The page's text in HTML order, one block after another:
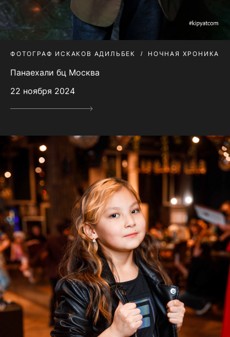
ФОТОГРАФ ИСКАКОВ АДИЛЬБЕК НОЧНАЯ ХРОНИКА
Панаехали бц Москва
22 ноября 2024